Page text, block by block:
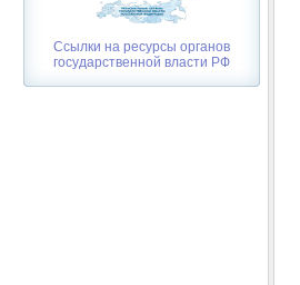
Ссылки на ресурсы органов
государственной власти РФ